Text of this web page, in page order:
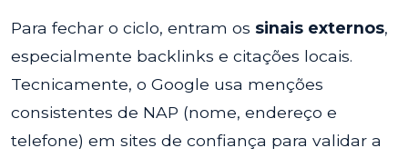
Para fechar o ciclo, entram os sinais externos,
especialmente backlinks e citações locais.
Tecnicamente, o Google usa menções
consistentes de NAP (nome, endereço e
telefone) em sites de confiança para validar a